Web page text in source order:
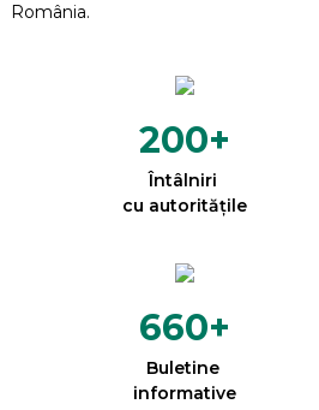
România.
200+
Întâlniri
cu autoritățile
660+
Buletine
informative